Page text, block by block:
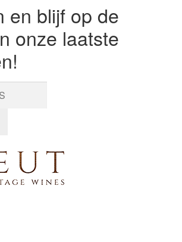
en blijf op de
onze laatste